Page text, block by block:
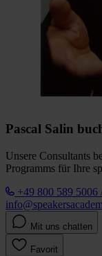
Pascal Salin
Unsere Consultants
Programms für Ihre
+49 800 589 5006
Mit uns chatten
Favorit